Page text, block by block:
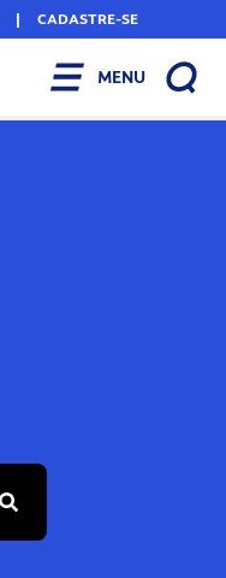
| CADASTRE-SE
MENU